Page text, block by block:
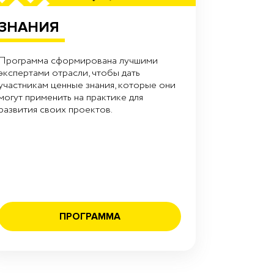
сформирована лучшими
отрасли, чтобы дать
ценные знания, которые они
применить на практике для
своих проектов.
ПРОГРАММА